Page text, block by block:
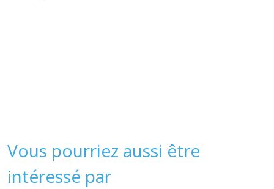
Vous pourriez aussi être
intéressé par